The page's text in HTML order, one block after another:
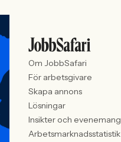
Om JobbSafari
För arbetsgivare
Skapa annons
Lösningar
Insikter och evenemang
Arbetsmarknadsstatistik